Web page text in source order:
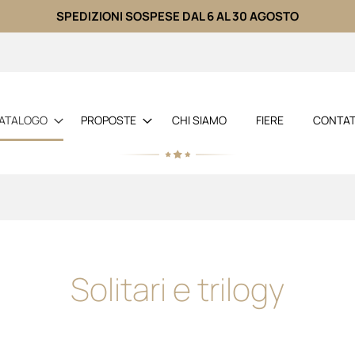
SPEDIZIONI SOSPESE DAL 6 AL 30 AGOSTO
PROPOSTE CHI SIAMO FIERE
Solitari e trilogy